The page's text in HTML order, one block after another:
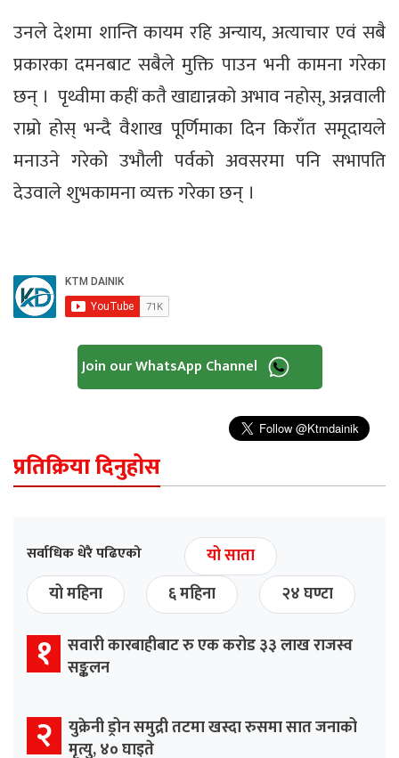
उनले देशमा शान्ति कायम रहि अन्याय, अत्याचार एवं सबै
प्रकारका दमनबाट सबैले मुक्ति पाउन भनी कामना गरेका
छन् । पृथ्वीमा कहीं कतै खाद्यान्नको अभाव नहोस्, अन्नवाली
राम्रो होस् भन्दै वैशाख पूर्णिमाका दिन किराँत समूदायले
मनाउने गरेको उभौली पर्वको अवसरमा पनि सभापति
देउवाले शुभकामना व्यक्त गरेका छन् ।
Join our WhatsApp Channel
प्रतिक्रिया दिनुहोस
सर्वाधिक धेरै पढिएको
यो साता
यो महिना
६ महिना २४ घण्टा
१
सवारी कारबाहीबाट रु एक करोड ३३ लाख राजस्व
सङ्कलन
२
युक्रेनी ड्रोन समुद्री तटमा खस्दा रुसमा सात जनाको
मृत्यु, ४० घाइते